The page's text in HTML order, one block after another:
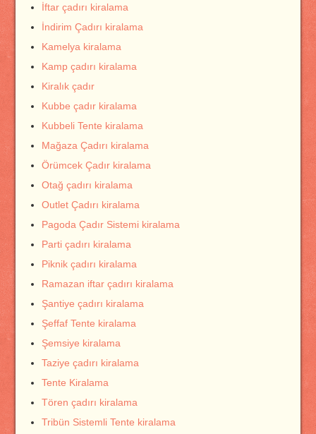
İftar çadırı kiralama
İndirim Çadırı kiralama
Kamelya kiralama
Kamp çadırı kiralama
Kiralık çadır
Kubbe çadır kiralama
Kubbeli Tente kiralama
Mağaza Çadırı kiralama
Örümcek Çadır kiralama
Otağ çadırı kiralama
Outlet Çadırı kiralama
Pagoda Çadır Sistemi kiralama
Parti çadırı kiralama
Piknik çadırı kiralama
Ramazan iftar çadırı kiralama
Şantiye çadırı kiralama
Şeffaf Tente kiralama
Şemsiye kiralama
Taziye çadırı kiralama
Tente Kiralama
Tören çadırı kiralama
Tribün Sistemli Tente kiralama